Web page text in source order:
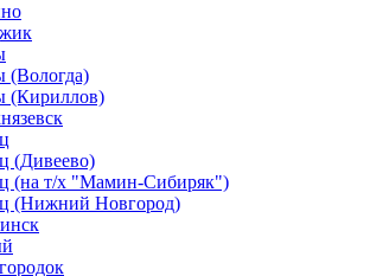
(Вологда)
(Кириллов)
(Дивеево)
(на т/х "Мамин-Сибиряк")
(Нижний Новгород)